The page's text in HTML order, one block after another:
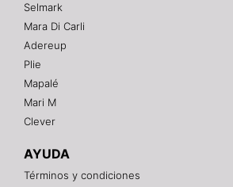
Selmark
Mara Di Carli
Adereup
Plie
Mapalé
Mari M
Clever
AYUDA
Términos y condiciones
¡Hola! 👋
Gracias por visitarnos. Te asesoramos
personalmente con tu compra: tallas,
pagos.
Recuerda: 10% de descuento en tu
Contáctanos por el canal que prefieras